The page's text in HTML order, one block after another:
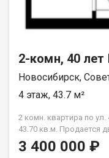
2-комн, 40
Новосибирск,
4 этаж, 43.7 м²
2 комн. квартира по
43.70 кв.м. Продается
районе, ул. 40 лет
4 этаже пятиэтажного
3 400 000 ₽